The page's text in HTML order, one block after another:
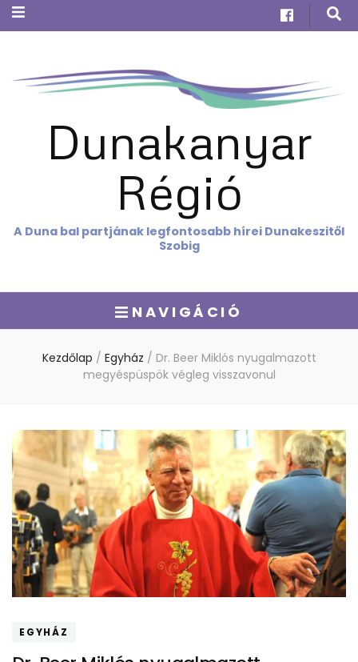
Dunakanyar
Régió
A Duna bal partjának legfontosabb hírei Dunakeszitől
Szobig
NAVIGÁCIÓ
Kezdőlap / Egyház / Dr. Beer Miklós nyugalmazott
megyéspüspök végleg visszavonul
EGYHÁZ